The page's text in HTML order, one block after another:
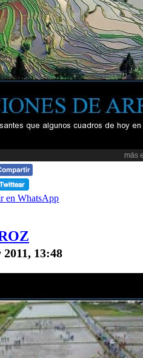
2011, 13:48